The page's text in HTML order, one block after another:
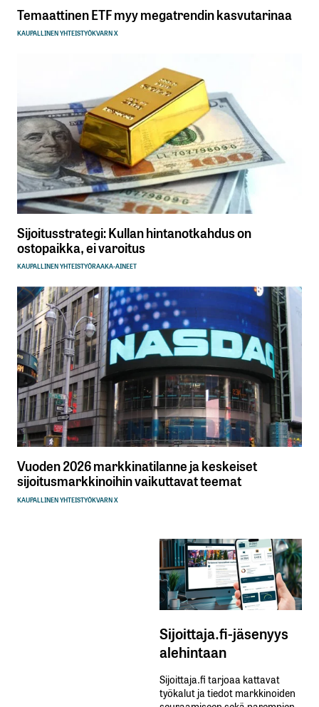
Temaattinen ETF myy megatrendin kasvutarinaa
KAUPALLINEN YHTEISTYÖKVARN X
Sijoitusstrategi: Kullan hintanotkahdus on
ostopaikka, ei varoitus
KAUPALLINEN YHTEISTYÖRAAKA-AINEET
Vuoden 2026 markkinatilanne ja keskeiset
sijoitusmarkkinoihin vaikuttavat teemat
KAUPALLINEN YHTEISTYÖKVARN X
Sijoittaja.fi-jäsenyys
alehintaan
Sijoittaja.fi tarjoaa kattavat
työkalut ja tiedot markkinoiden